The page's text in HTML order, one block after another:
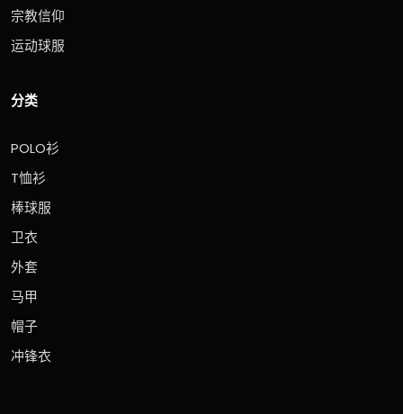
宗教信仰
运动球服
分类
POLO衫
T恤衫
棒球服
卫衣
外套
马甲
帽子
冲锋衣